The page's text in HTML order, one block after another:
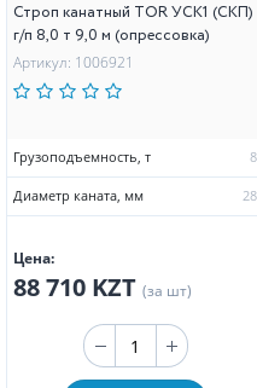
Строп канатный TOR УСК1 (СКП)
г/п 8,0 т 9,0 м (опрессовка)
Артикул: 1006921
Грузоподъемность, т 8
Диаметр каната, мм 28
Цена:
88 710 KZT (за шт)